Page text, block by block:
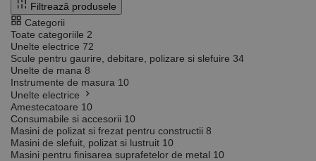
Filtrează produsele
Categorii
Toate categoriile 2
Unelte electrice 72
Scule pentru gaurire, debitare, polizare si slefuire 34
Unelte de mana 8
Instrumente de masura 10
Unelte electrice
Amestecatoare 10
Consumabile si accesorii 10
Masini de polizat si frezat pentru constructii 8
Masini de slefuit, polizat si lustruit 10
Masini pentru finisarea suprafetelor de metal 10